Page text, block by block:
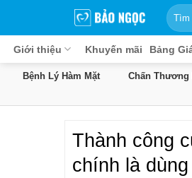
dung
Giới thiệu Khuyến mãi Bảng
Bệnh Lý Hàm Mặt Chấn Thương
Thành công
chính là